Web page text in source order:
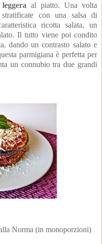
leggera al piatto.
con una salsa di
Il tutto viene poi condito
dando un contrasto salato e
parmigiana è perfetta per
Norma (in monoporzioni)